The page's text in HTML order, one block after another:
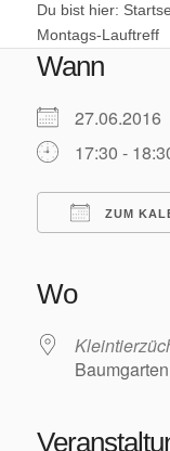
Training/
Permanente
Du bist hier:
Montags-Lauftreff
Wann
27.06.2016
17:30 -
ZUM
Wo